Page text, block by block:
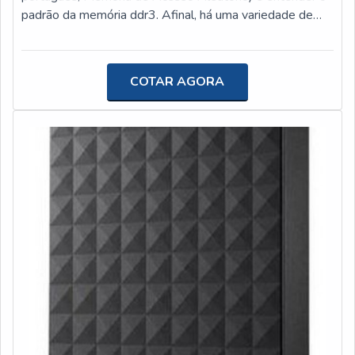
geração.EFICIÊNCIA E QUALIDADE
COMPROVADAApenas na Polispuma existem as
melhores variedades no segmento quando o assunto for
pad mouse personalizado. É sempre a opção mais
confiável, disponibilizando itens como engrenagem
helicoidal e espuma para ciclismo.Isso se deve ao fato
seus serviços e em uma empresa responsável,
qualificações construídas por focar suas ações no
resultado final, tendo escritório de alta qualidade onde
são realizadas as atividades e sala de treinamento com
materiais sofisticados. Todos esses fatores, agregados a
uma equipe multidisciplinar de consultores associados e
colaboradores eficientes, fecham todo o ciclo de entrega
com excelência para toda a carteira de clientes.
padrão da memória ddr3. Afinal, há uma variedade de
em conta as necessidades e características da
que a sigla DDR vem de Double-Data-Rate (Taxa Dupla
de Transferência). Ou seja, é possível que, a partir da
memória DDR, dois dados sejam transferidos ao mesmo
tempo. Basicamente, uma DDR-SDRAM permite que
duas informações sejam enviadas simultaneamente no
mesmo ciclo clock. Mais informações sobre as memórias
DDR3 A memória do tipo DDR3 é uma das mais novas
disponíveis no mercado. A importância de sua aplicação
está no clock elevado e nas taxas de transferência
superiores. Trata-se de uma memória que conta com
uma latência muito maior do que a presente na DDR2.
Por essas e outras razões, torna-se evidente a sua
relevância no mercado. Além disso, vale ressaltar que a
memória tipo DDR3 tem um desempenho superior se
COTAR AGORA